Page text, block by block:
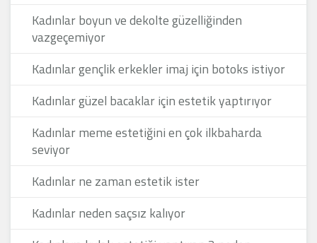
Kadınlar boyun ve dekolte güzelliğinden
vazgeçemiyor
Kadınlar gençlik erkekler imaj için botoks istiyor
Kadınlar güzel bacaklar için estetik yaptırıyor
Kadınlar meme estetiğini en çok ilkbaharda
seviyor
Kadınlar ne zaman estetik ister
Kadınlar neden saçsız kalıyor